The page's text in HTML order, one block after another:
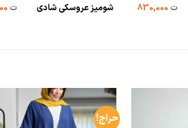
ت شومیز عروسکی شادی ت
حراج!